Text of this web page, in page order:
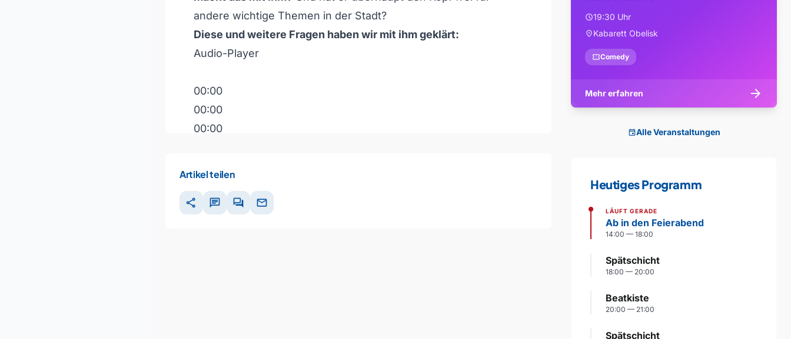
andere wichtige Themen in der Stadt?
Diese und weitere Fragen haben wir mit ihm geklärt:
Audio-Player
00:00
00:00
00:00
Artikel teilen
share chat forum mail
schedule19:30 Uhr
location_onKabarett Obelisk
confirmation_numberComedy
Mehr erfahren arrow_forward
eventAlle Veranstaltungen
Heutiges Programm
LÄUFT GERADE
Ab in den Feierabend
14:00 — 18:00
Spätschicht
18:00 — 20:00
Beatkiste
20:00 — 21:00
Spätschicht